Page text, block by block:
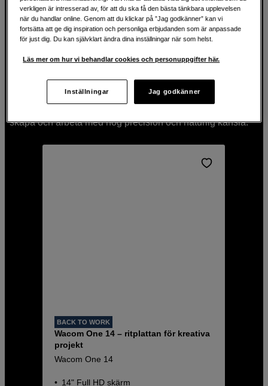
Redigera och skissa med en ritplatta
Oavsett om du är nybörjare, konststudent eller erfaren
skapa och arbeta med hög precision och naturlig känsla.
BACK TO WORK
Wacom One 14 – ritplattan för kreativa
projekt
Wacom One 14
14" Full HD skärm
verkligen är intresserad av, för att du ska få den bästa tänkbara upplevelsen
när du handlar online. Genom att du klickar på ”Jag godkänner” kan vi
fortsätta att ge dig inspiration och personliga erbjudanden som är anpassade
för just dig. Du kan självklart ändra dina inställningar när som helst.
Läs mer om hur vi behandlar cookies och personuppgifter här.
Inställningar Jag godkänner